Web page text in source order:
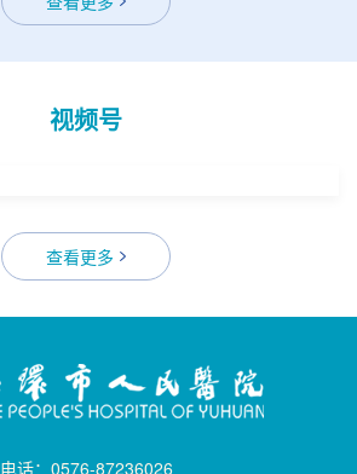
视频号
查看更多
电话：0576-87236026